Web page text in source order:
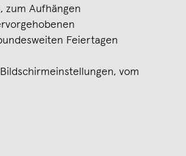
zum Aufhängen
Feiertagen
vom